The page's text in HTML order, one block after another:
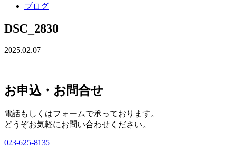
ブログ
DSC_2830
2025.02.07
お申込・お問合せ
電話もしくはフォームで承っております。
どうぞお気軽にお問い合わせください。
023-625-8135